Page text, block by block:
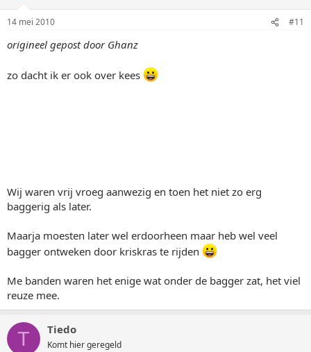
14 mei 2010 #11
origineel gepost door Ghanz
zo dacht ik er ook over kees
Wij waren vrij vroeg aanwezig en toen het niet zo erg
baggerig als later.
Maarja moesten later wel erdoorheen maar heb wel veel
bagger ontweken door kriskras te rijden
Me banden waren het enige wat onder de bagger zat, het viel
reuze mee.
T Tiedo
Komt hier geregeld